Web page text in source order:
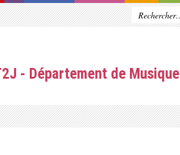
- Département de Musique